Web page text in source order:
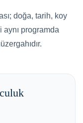
doğa, tarih, koy
programda